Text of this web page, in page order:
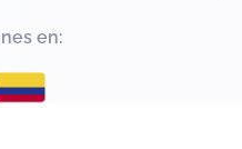
en: